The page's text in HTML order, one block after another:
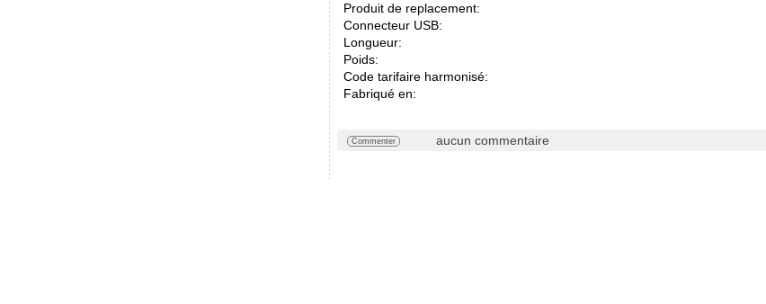
Produit de replacement:
Connecteur USB:
Longueur:
Poids:
Code tarifaire harmonisé:
Fabriqué en:
Commenter aucun commentaire